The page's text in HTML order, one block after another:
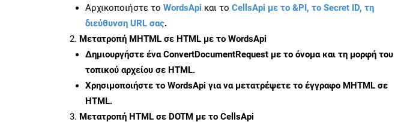
Αρχικοποιήστε το WordsApi και το CellsApi με το &PI, το Secret ID, τη
διεύθυνση URL σας.
Μετατροπή MHTML σε HTML με το WordsApi
Δημιουργήστε έναConvertDocumentRequest με το όνομα και τη μορφή του
τοπικού αρχείου σε HTML.
Χρησιμοποιήστε το WordsApi για να μετατρέψετε το έγγραφο MHTML σε
HTML.
Μετατροπή HTML σε DOTM με το CellsApi